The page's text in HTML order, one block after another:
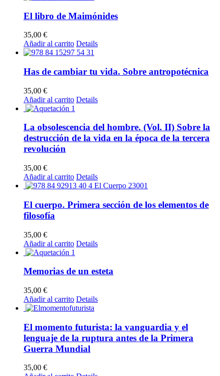
El libro de Maimónides
35,00 €
Añadir al carrito Details
Has de cambiar tu vida. Sobre antropotécnica
35,00 €
Añadir al carrito Details
La obsolescencia del hombre. (Vol. II) Sobre la
destrucción de la vida en la época de la tercera
revolución
35,00 €
Añadir al carrito Details
El cuerpo. Primera sección de los elementos de
filosofía
35,00 €
Añadir al carrito Details
Memorias de un esteta
35,00 €
Añadir al carrito Details
El momento futurista: la vanguardia y el
lenguaje de la ruptura antes de la Primera
Guerra Mundial
35,00 €